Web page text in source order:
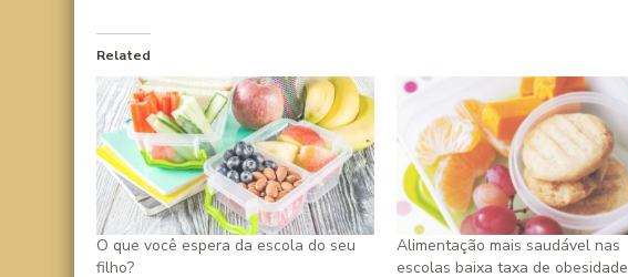
Related
O que você espera da escola do seu
filho?
Alimentação mais saudável nas
escolas baixa taxa de obesidade